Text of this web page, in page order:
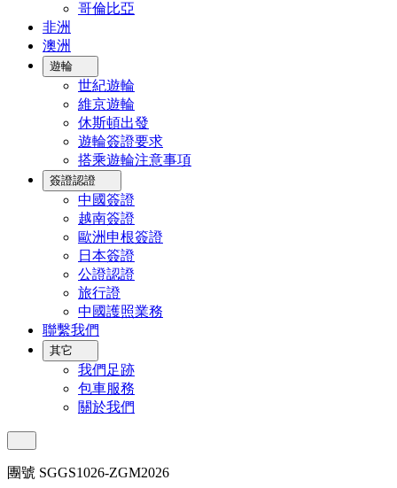
哥倫比亞
非洲
澳洲
遊輪
世紀遊輪
維京遊輪
休斯頓出發
遊輪簽證要求
搭乘遊輪注意事項
簽證認證
中國簽證
越南簽證
歐洲申根簽證
日本簽證
公證認證
旅行證
中國護照業務
聯繫我們
其它
我們足跡
包車服務
關於我們
團號 SGGS1026-ZGM2026